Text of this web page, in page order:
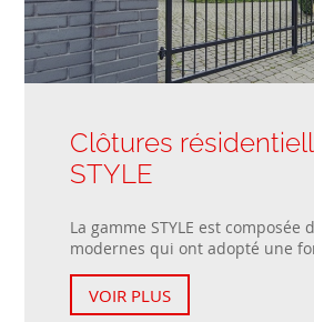
Clôtures
STYLE
La gamme STYLE est composée
modernes qui ont adopté une
VOIR PLUS